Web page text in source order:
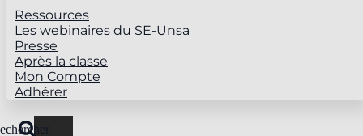
Ressources
Les webinaires du SE-Unsa
Presse
Après la classe
Mon Compte
Adhérer